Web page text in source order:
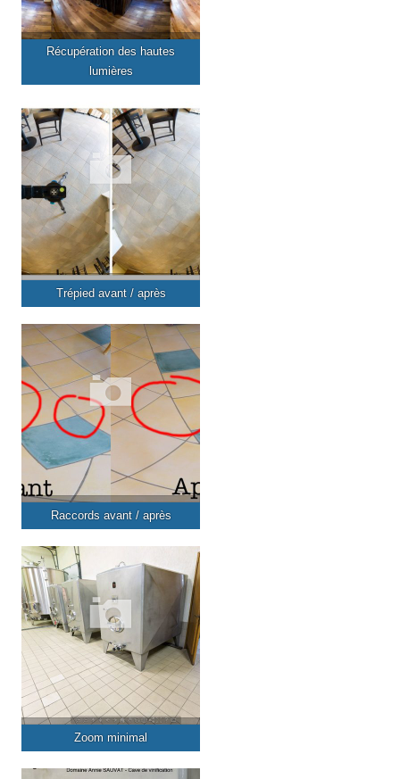
Récupération des hautes
lumières
Trépied avant / après
Raccords avant / après
Zoom minimal